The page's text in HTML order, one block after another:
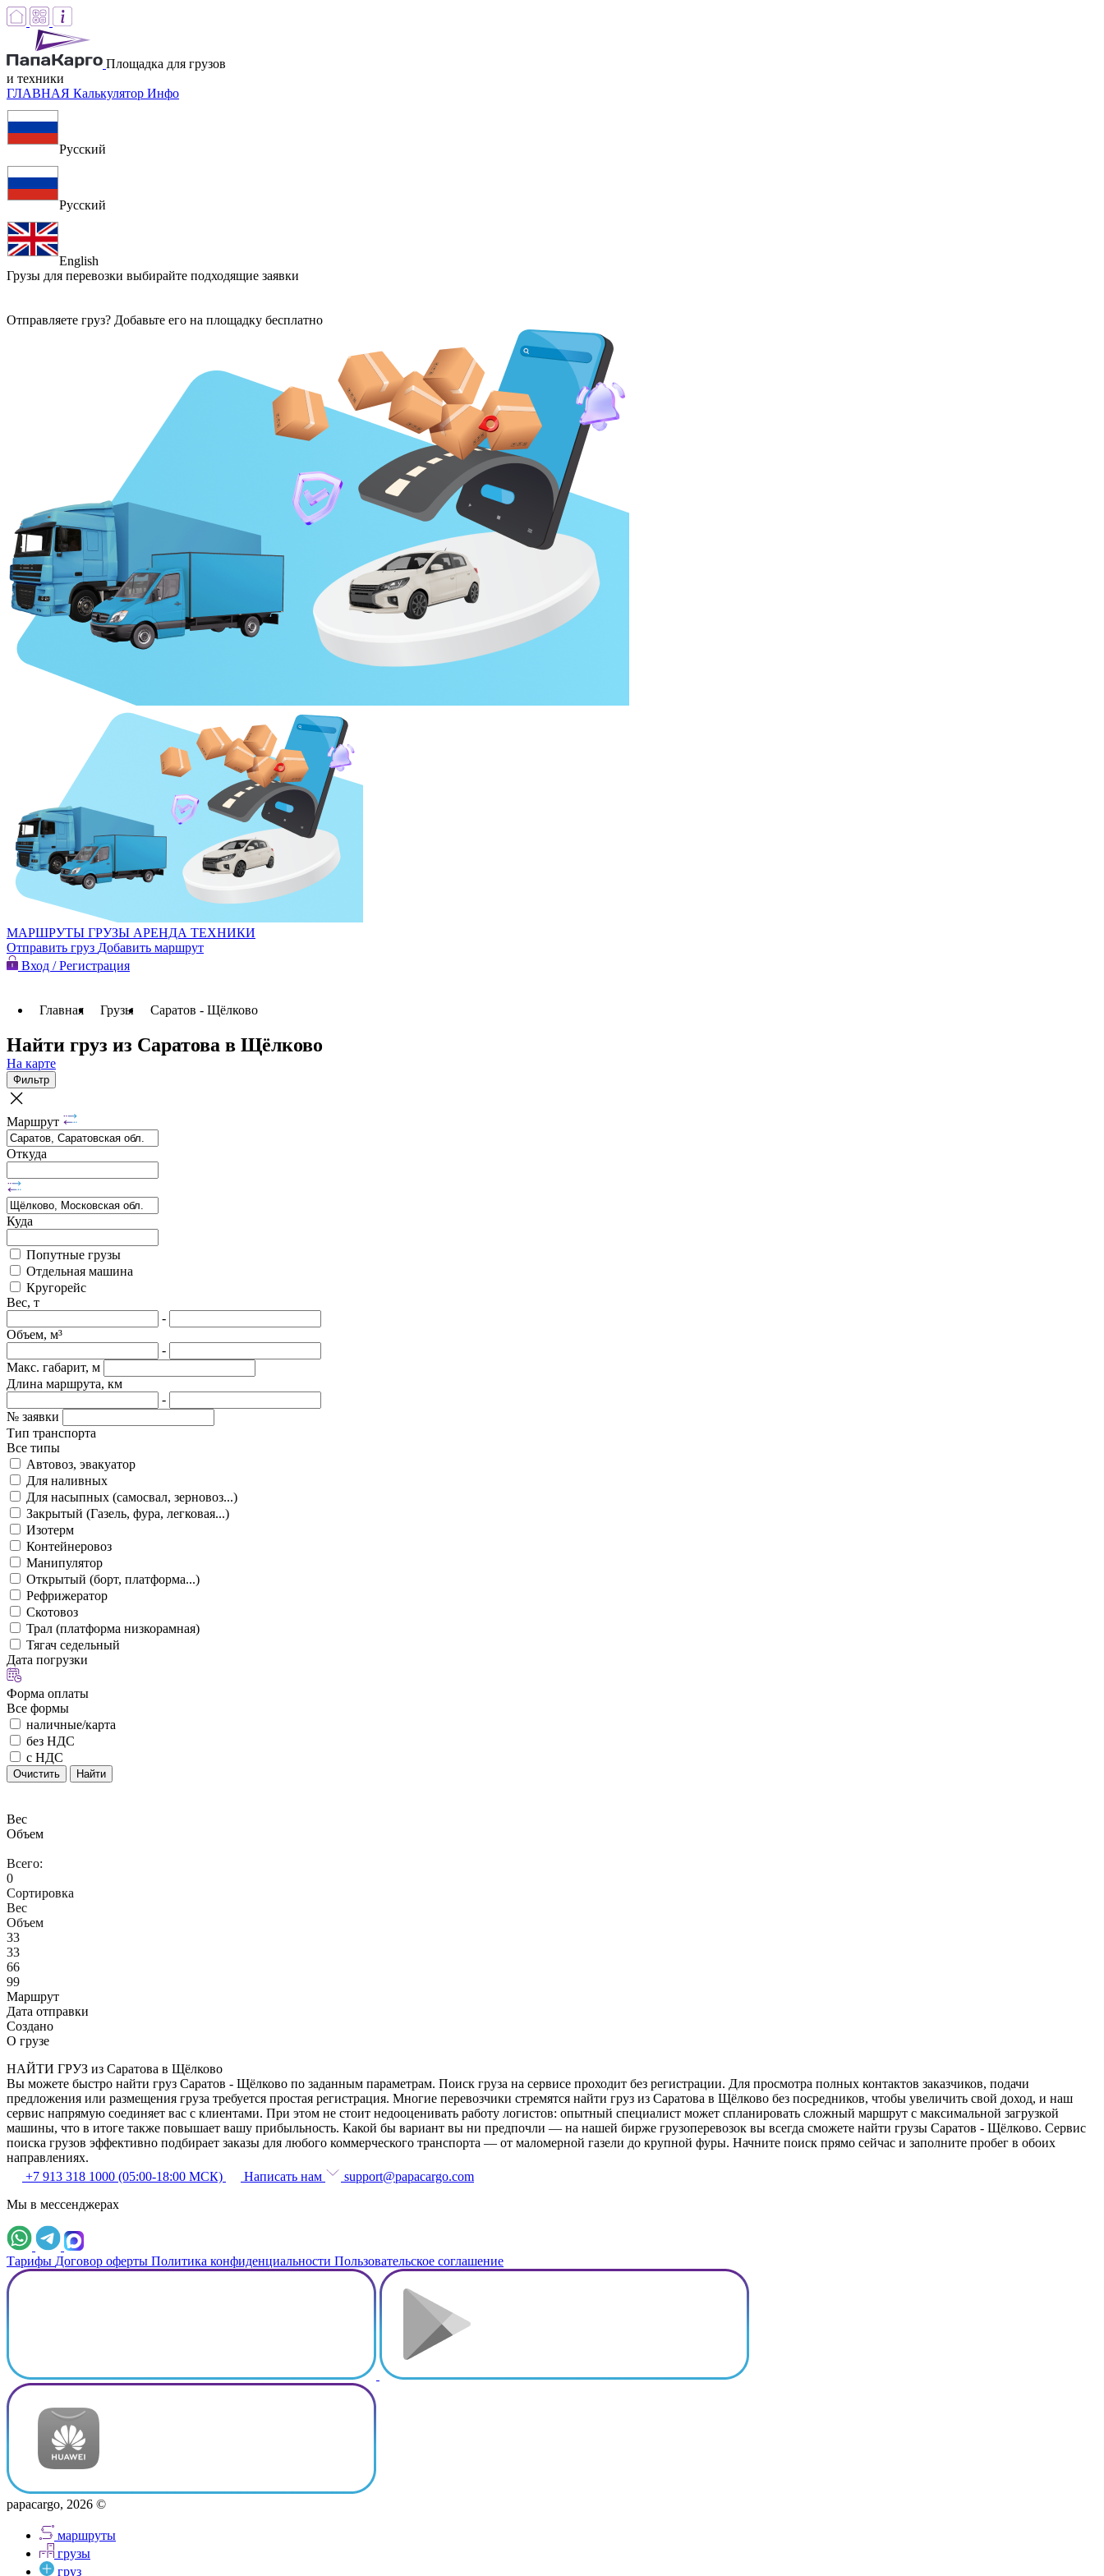
Площадка для грузов
и техники
ГЛАВНАЯ Калькулятор Инфо
Русский
Русский
English
Грузы для перевозки выбирайте подходящие заявки
Отправляете груз? Добавьте его на площадку бесплатно
МАРШРУТЫ ГРУЗЫ АРЕНДА ТЕХНИКИ
Отправить груз Добавить маршрут
Вход / Регистрация
Главная Грузы Саратов - Щёлково
Найти груз из Саратова в Щёлково
На карте
Фильтр
Маршрут
Откуда
Куда
Попутные грузы
Отдельная машина
Кругорейс
Вес, т
-
Объем, м³
-
Макс. габарит, м
Длина маршрута, км
-
№ заявки
Тип транспорта
Все типы
Автовоз, эвакуатор
Для наливных
Для насыпных (самосвал, зерновоз...)
Закрытый (Газель, фура, легковая...)
Изотерм
Контейнеровоз
Манипулятор
Открытый (борт, платформа...)
Рефрижератор
Скотовоз
Трал (платформа низкорамная)
Тягач седельный
Дата погрузки
Форма оплаты
Все формы
наличные/карта
без НДС
с НДС
Очистить Найти
Вес
Объем
Всего:
0
Сортировка
Вес
Объем
33
33
66
99
Маршрут
Дата отправки
Создано
О грузе
НАЙТИ ГРУЗ из Саратова в Щёлково
Вы можете быстро найти груз Саратов - Щёлково по заданным параметрам. Поиск груза на сервисе проходит без регистрации. Для просмотра полных контактов заказчиков, подачи
предложения или размещения груза требуется простая регистрация. Многие перевозчики стремятся найти груз из Саратова в Щёлково без посредников, чтобы увеличить свой доход, и наш
сервис напрямую соединяет вас с клиентами. При этом не стоит недооценивать работу логистов: опытный специалист может спланировать сложный маршрут с максимальной загрузкой
машины, что в итоге также повышает вашу прибыльность. Какой бы вариант вы ни предпочли — на нашей бирже грузоперевозок вы всегда сможете найти грузы Саратов - Щёлково. Сервис
поиска грузов эффективно подбирает заказы для любого коммерческого транспорта — от маломерной газели до крупной фуры. Начните поиск прямо сейчас и заполните пробег в обоих
направлениях.
+7 913 318 1000 (05:00-18:00 МСК)
Написать нам
support@papacargo.com
Мы в мессенджерах
Тарифы Договор оферты Политика конфиденциальности Пользовательское соглашение
papacargo, 2026 ©
маршруты
грузы
груз